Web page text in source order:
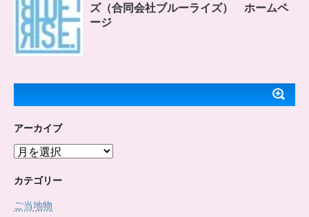
ズ（合同会社ブルーライズ） ホームペ
ージ
アーカイブ
ア
カ
ブ
カテゴリー
ご当地物